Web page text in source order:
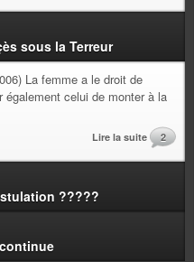
sous la Terreur
La femme a le droit de
également celui de monter à la
Lire la suite 2
?????